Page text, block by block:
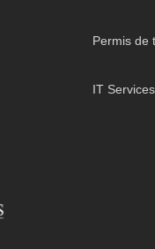
Permis de
IT Services